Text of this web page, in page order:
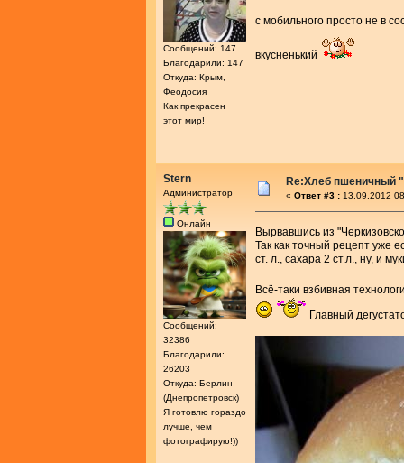
Сообщений: 147
Благодарили: 147
Откуда: Крым,
Феодосия
Как прекрасен
этот мир!
с мобильного просто не в
вкусненький
Stern
Администратор
Онлайн
Сообщений:
32386
Благодарили:
26203
Откуда: Берлин
(Днепропетровск)
Я готовлю гораздо
лучше, чем
фотографирую!))
Re:Хлеб пшеничный
« Ответ #3 : 13.09.2012
Вырвавшись из
Так как точный рецепт уже
ст. л., сахара 2 ст.л., ну, и
Всё-таки взбивная
Главный